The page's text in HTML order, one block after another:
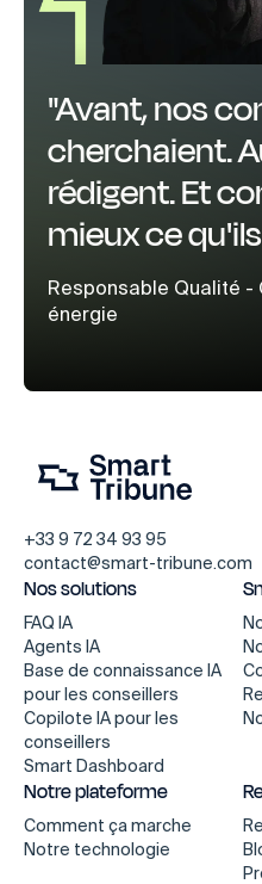
"Avant, nos
cherchaient.
rédigent. Et
mieux ce
Responsable Qualité
énergie
+33 9 72 34 93 95
contact@smart-tribune.com
Nos solutions
FAQ IA
Agents IA
Base de connaissance IA
pour les conseillers
Copilote IA pour les
conseillers
Smart Dashboard
Notre plateforme
Comment ça marche
Notre technologie